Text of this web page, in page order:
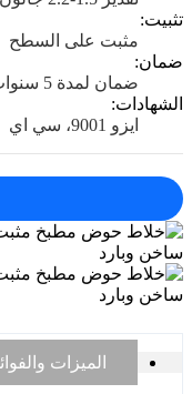
تثبيت:
مثبت على السطح
ضمان:
ضمان لمدة 5 سنوات
الشهادات:
ايزو 9001، سي اي
الميزات